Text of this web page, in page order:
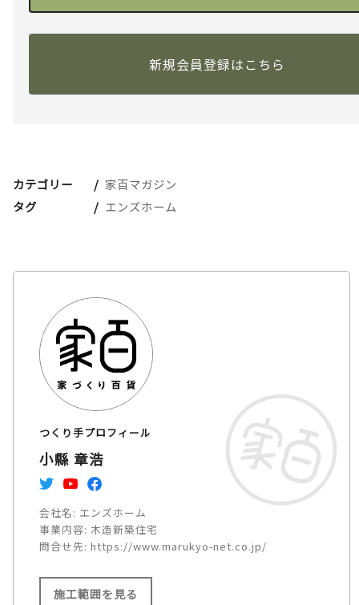
新規会員登録はこちら
カテゴリー
家百マガジン
タグ
エンズホーム
つくり手プロフィール
小縣 章浩
会社名: エンズホーム
事業内容: 木造新築住宅
問合せ先: https://www.marukyo-net.co.jp/
施工範囲を見る